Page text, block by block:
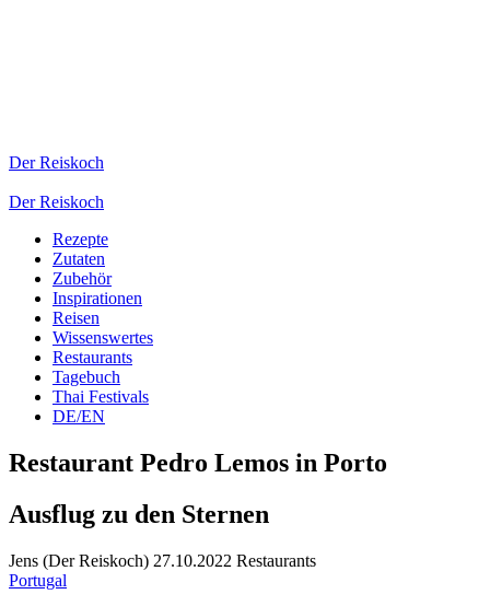
Der Reiskoch
Der Reiskoch
Rezepte
Zutaten
Zubehör
Inspirationen
Reisen
Wissenswertes
Restaurants
Tagebuch
Thai Festivals
DE/EN
Restaurant Pedro Lemos in Porto
Ausflug zu den Sternen
Jens (Der Reiskoch) 27.10.2022 Restaurants
Portugal